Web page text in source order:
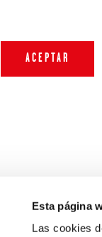
Esta página
Las cookies